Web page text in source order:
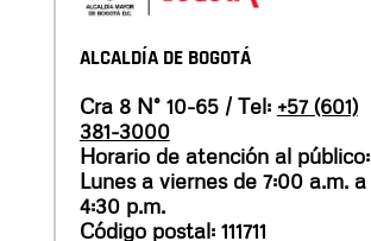
ALCALDÍA DE BOGOTÁ
Cra 8 N° 10-65 / Tel: +57 (601)
381-3000
Horario de atención al público:
Lunes a viernes de 7:00 a.m. a
4:30 p.m.
Código postal: 111711